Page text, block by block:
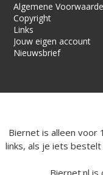
Algemene
Copyright
Links
Jouw eigen account
Nieuwsbrief
Biernet is alleen voor
links, als je iets bestelt